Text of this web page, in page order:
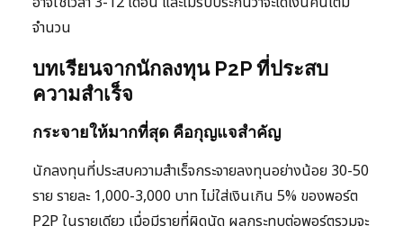
จำนวน
บทเรียนจากนักลงทุน P2P ที่ประสบ
ความสำเร็จ
กระจายให้มากที่สุด คือกุญแจสำคัญ
นักลงทุนที่ประสบความสำเร็จกระจายลงทุนอย่างน้อย 30-50
ราย รายละ 1,000-3,000 บาท ไม่ใส่เงินเกิน 5% ของพอร์ต
P2P ในรายเดียว เมื่อมีรายที่ผิดนัด ผลกระทบต่อพอร์ตรวมจะ